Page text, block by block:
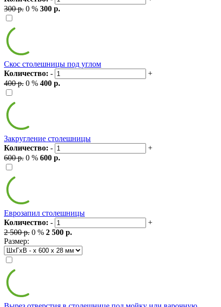
300 р. 0 % 300 р.
Скос столешницы под углом
Количество: -
+
400 р. 0 % 400 р.
Закругление столешницы
Количество: -
+
600 р. 0 % 600 р.
Еврозапил столешницы
Количество: -
+
2 500 р. 0 % 2 500 р.
Размер: